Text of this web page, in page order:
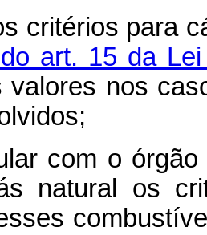
critérios para
art. 15 da
valores nos
com o
natural os